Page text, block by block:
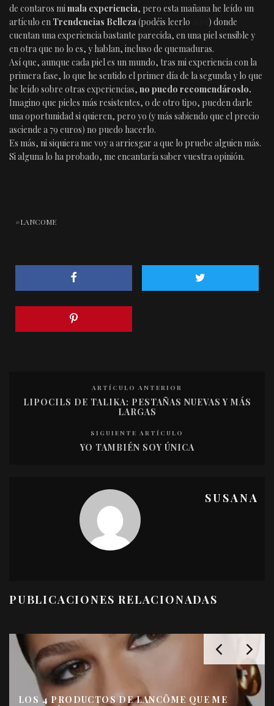
de contaros mi mala experiencia, pero esta mañana he leído un
artículo en Trendencias Belleza (podéis leerlo
) donde
cuentan una experiencia bastante parecida, en una piel sensible y
en otra que no lo es, y hablan, incluso de quemaduras.
Así que, aunque cada piel es un mundo, tras mi experiencia con la
primera fase, lo que he sentido el primer día de la segunda y lo que
he leído sobre otras experiencias, no puedo recomendároslo.
Imagino que pieles más resistentes, o de otro tipo, pueden darle
una oportunidad si quieren, pero yo (y más sabiendo que el precio
asciende a 79 euros) no puedo hacerlo.
Es más, ni siquiera me voy a arriesgar a que lo pruebe alguien más.
Si alguna lo ha probado, me encantaría saber vuestra opinión.
LANCOME
ARTÍCULO ANTERIOR
LIPOCILS DE TALIKA: PESTAÑAS NUEVAS Y MÁS
LARGAS
SIGUIENTE ARTÍCULO
YO TAMBIÉN SOY ÚNICA
SUSANA
PUBLICACIONES RELACIONADAS